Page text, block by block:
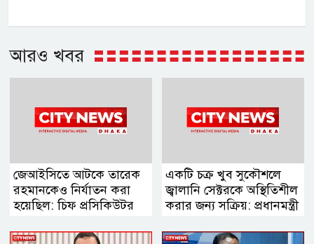
আরও খবর
জেআইসিতে আটকে তারেক
রহমানকেও নির্যাতন করা
হয়েছিল: চিফ প্রসিকিউটর
একটি চক্র খুব সুকৌশলে
জ্বালানি সেক্টরকে অস্থিতিশীল
করার জন্য সক্রিয়: প্রধানমন্ত্রী